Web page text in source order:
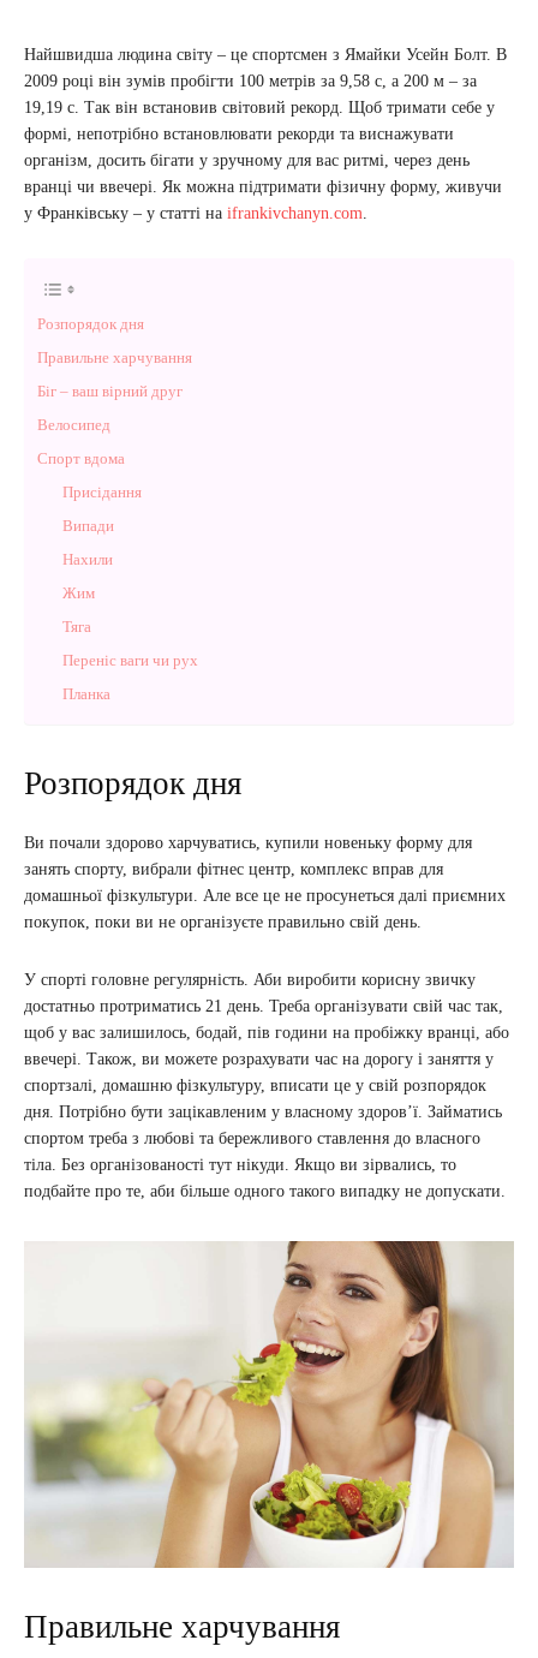
Найшвидша людина світу – це спортсмен з Ямайки Усейн Болт. В
2009 році він зумів пробігти 100 метрів за 9,58 с, а 200 м – за
19,19 с. Так він встановив світовий рекорд. Щоб тримати себе у
формі, непотрібно встановлювати рекорди та виснажувати
організм, досить бігати у зручному для вас ритмі, через день
вранці чи ввечері. Як можна підтримати фізичну форму, живучи
у Франківську – у статті на ifrankivchanyn.com
Розпорядок дня
Правильне харчування
Біг – ваш вірний друг
Велосипед
Спорт вдома
Присідання
Випади
Нахили
Жим
Тяга
Переніс ваги чи рух
Планка
Розпорядок дня
Ви почали здорово харчуватись, купили новеньку форму для
занять спорту, вибрали фітнес центр, комплекс вправ для
домашньої фізкультури. Але все це не просунеться далі приємних
покупок, поки ви не організуєте правильно свій день.
У спорті головне регулярність. Аби виробити корисну звичку
достатньо протриматись 21 день. Треба організувати свій час так,
щоб у вас залишилось, бодай, пів години на пробіжку вранці, або
ввечері. Також, ви можете розрахувати час на дорогу і заняття у
спортзалі, домашню фізкультуру, вписати це у свій розпорядок
дня. Потрібно бути зацікавленим у власному здоров’ї. Займатись
спортом треба з любові та бережливого ставлення до власного
тіла. Без організованості тут нікуди. Якщо ви зірвались, то
подбайте про те, аби більше одного такого випадку не допускати.
Правильне харчування